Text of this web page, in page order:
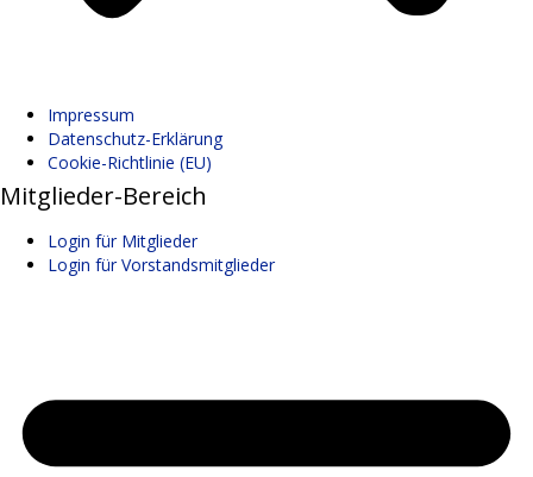
Impressum
Datenschutz-Erklärung
Cookie-Richtlinie (EU)
Mitglieder-Bereich
Login für Mitglieder
Login für Vorstandsmitglieder